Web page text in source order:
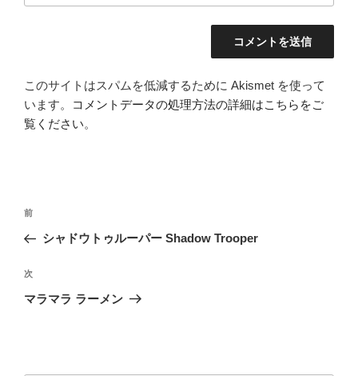
このサイトはスパムを低減するために Akismet を使って
います。
コメントデータの処理方法の詳細はこちらをご
覧ください。
投
ナ
ビ
ゲ
前
の
稿
前
シャドウトゥルーパー Shadow Trooper
次
の
次
マラマラ ラーメン